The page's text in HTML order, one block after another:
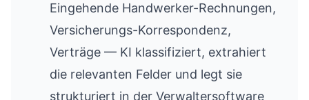
Eingehende Handwerker-Rechnungen,
Versicherungs-Korrespondenz,
Verträge — KI klassifiziert, extrahiert
die relevanten Felder und legt sie
strukturiert in der Verwaltersoftware